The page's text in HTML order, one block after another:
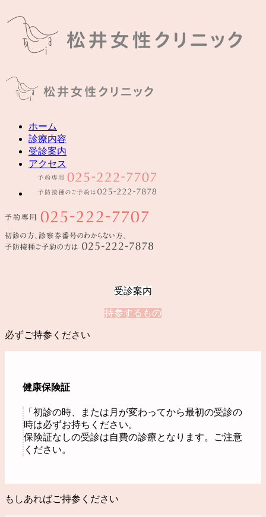
ホーム
診療内容
受診案内
アクセス
受診案内
持参するもの
必ずご持参ください
健康保険証
「初診の時、または月が変わってから最初の受診の
時は必ずお持ちください。
保険証なしの受診は自費の診療となります。ご注意
ください。
もしあればご持参ください